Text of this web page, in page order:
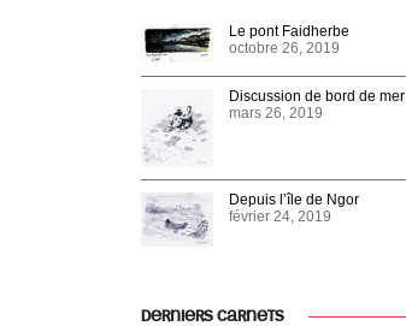
Le pont Faidherbe
octobre 26, 2019
Discussion de bord de mer
mars 26, 2019
Depuis l’île de Ngor
février 24, 2019
DERNIERS CARNETS